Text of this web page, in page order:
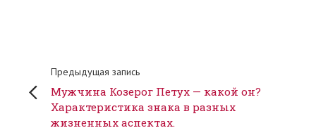
Предыдущая запись
Мужчина Козерог Петух — какой он?
Характеристика знака в разных
жизненных аспектах.